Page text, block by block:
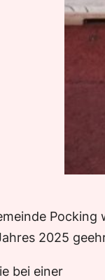
2025
bei einer